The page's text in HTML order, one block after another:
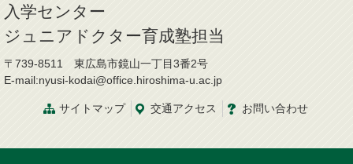
入学センター
ジュニアドクター育成塾担当
〒739-8511 東広島市鏡山一丁目3番2号
E-mail:nyusi-kodai@office.hiroshima-u.ac.jp
サイトマップ 交通アクセス お問い合わせ